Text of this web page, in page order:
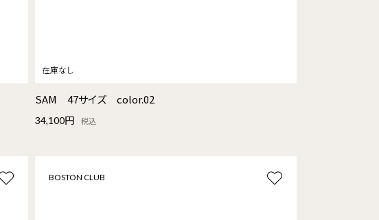
SAM 47サイズ color.02
34,100円 税込
BOSTON CLUB